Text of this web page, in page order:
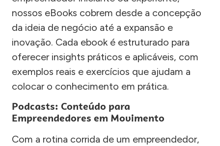
nossos eBooks cobrem desde a concepção
da ideia de negócio até a expansão e
inovação. Cada ebook é estruturado para
oferecer insights práticos e aplicáveis, com
exemplos reais e exercícios que ajudam a
colocar o conhecimento em prática.
Podcasts: Conteúdo para
Empreendedores em Movimento
Com a rotina corrida de um empreendedor,